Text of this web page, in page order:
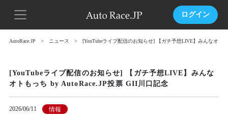
ログイン
AutoRace.JP ニュース [YouTubeライブ配信のお知らせ] 【ガチ予想LIVE】みんなオト
[YouTubeライブ配信のお知らせ] 【ガチ予想LIVE】みんな
オトもっち by AutoRace.JP投票 GII川口記念
2026/06/11 情報